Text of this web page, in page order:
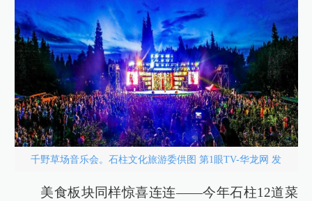
千野草场音乐会。石柱文化旅游委供图 第1眼TV-华龙网 发
美食板块同样惊喜连连——今年石柱12道菜